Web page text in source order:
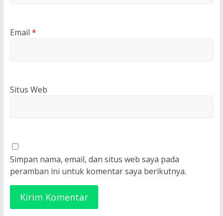
Email *
Situs Web
Simpan nama, email, dan situs web saya pada
peramban ini untuk komentar saya berikutnya.